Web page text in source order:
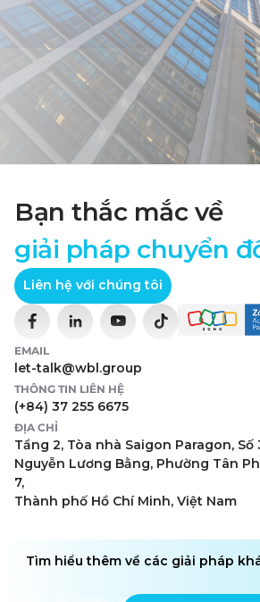
Bạn thắc mắc về
giải pháp chuyển
Liên hệ với chúng tôi
EMAIL
let-talk@wbl.group
THÔNG TIN LIÊN HỆ
(+84) 37 255 6675
ĐỊA CHỈ
Tầng 2, Tòa nhà Saigon Paragon, Số
Nguyễn Lương Bằng, Phường Tân
7,
Thành phố Hồ Chí Minh, Việt Nam
Tìm hiểu thêm về các giải pháp